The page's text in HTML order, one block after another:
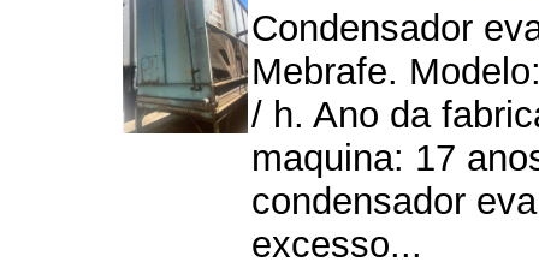
Condensador
Mebrafe.
/ h. Ano da
maquina: 17
condensador
excesso...